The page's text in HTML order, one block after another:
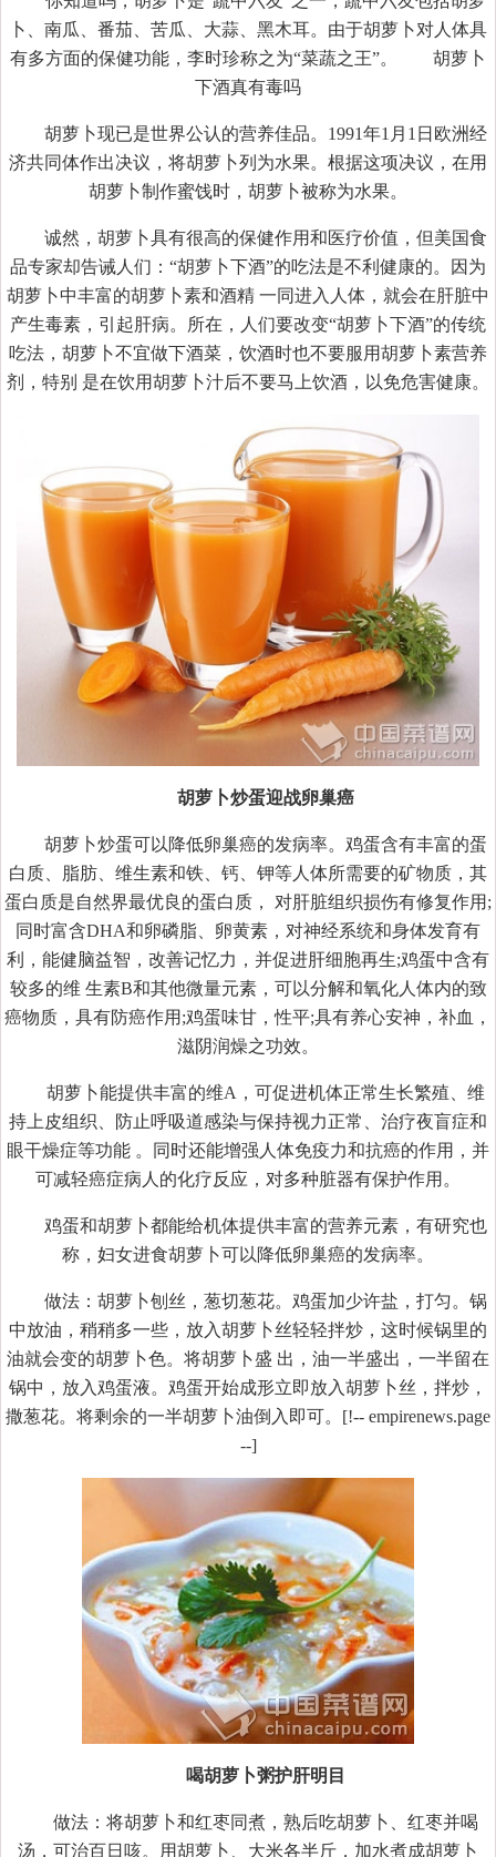
卜、南瓜、番茄、苦瓜、大蒜、黑木耳。由于胡萝卜对人体具
有多方面的保健功能，李时珍称之为“菜蔬之王”。 胡萝卜
下酒真有毒吗
胡萝卜现已是世界公认的营养佳品。1991年1月1日欧洲经
济共同体作出决议，将胡萝卜列为水果。根据这项决议，在用
胡萝卜制作蜜饯时，胡萝卜被称为水果。
诚然，胡萝卜具有很高的保健作用和医疗价值，但美国食
品专家却告诫人们：“胡萝卜下酒”的吃法是不利健康的。因为
胡萝卜中丰富的胡萝卜素和酒精 一同进入人体，就会在肝脏中
产生毒素，引起肝病。所在，人们要改变“胡萝卜下酒”的传统
吃法，胡萝卜不宜做下酒菜，饮酒时也不要服用胡萝卜素营养
剂，特别 是在饮用胡萝卜汁后不要马上饮酒，以免危害健康。
胡萝卜炒蛋迎战卵巢癌
胡萝卜炒蛋可以降低卵巢癌的发病率。鸡蛋含有丰富的蛋
白质、脂肪、维生素和铁、钙、钾等人体所需要的矿物质，其
蛋白质是自然界最优良的蛋白质， 对肝脏组织损伤有修复作用;
同时富含DHA和卵磷脂、卵黄素，对神经系统和身体发育有
利，能健脑益智，改善记忆力，并促进肝细胞再生;鸡蛋中含有
较多的维 生素B和其他微量元素，可以分解和氧化人体内的致
癌物质，具有防癌作用;鸡蛋味甘，性平;具有养心安神，补血，
滋阴润燥之功效。
胡萝卜能提供丰富的维A，可促进机体正常生长繁殖、维
持上皮组织、防止呼吸道感染与保持视力正常、治疗夜盲症和
眼干燥症等功能 。同时还能增强人体免疫力和抗癌的作用，并
可减轻癌症病人的化疗反应，对多种脏器有保护作用。
鸡蛋和胡萝卜都能给机体提供丰富的营养元素，有研究也
称，妇女进食胡萝卜可以降低卵巢癌的发病率。
做法：胡萝卜刨丝，葱切葱花。鸡蛋加少许盐，打匀。锅
中放油，稍稍多一些，放入胡萝卜丝轻轻拌炒，这时候锅里的
油就会变的胡萝卜色。将胡萝卜盛 出，油一半盛出，一半留在
锅中，放入鸡蛋液。鸡蛋开始成形立即放入胡萝卜丝，拌炒，
撒葱花。将剩余的一半胡萝卜油倒入即可。[!-- empirenews.page
--]
喝胡萝卜粥护肝明目
做法：将胡萝卜和红枣同煮，熟后吃胡萝卜、红枣并喝
汤，可治百日咳。用胡萝卜、大米各半斤，加水煮成胡萝卜